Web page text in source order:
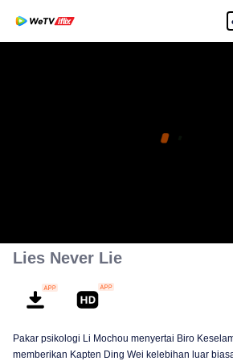
Lies Never Lie
Pakar psikologi Li Mochou menyertai Biro
memberikan Kapten Ding Wei kelebihan luar